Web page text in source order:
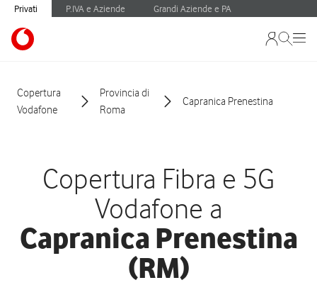
Privati P.IVA e Aziende Grandi Aziende e PA
Copertura
Vodafone
Provincia di
Roma
Capranica Prenestina
Copertura Fibra e 5G
Vodafone a
Capranica Prenestina
(RM)